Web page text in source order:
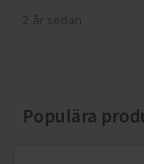
2 år sedan
Populära